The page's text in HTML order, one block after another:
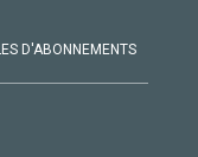
D'ABONNEMENTS